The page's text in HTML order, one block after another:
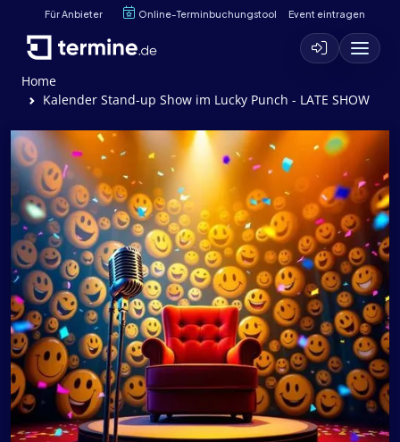
Für Anbieter Online-Terminbuchungstool Event eintragen
Home
Kalender Stand-up Show im Lucky Punch - LATE SHOW